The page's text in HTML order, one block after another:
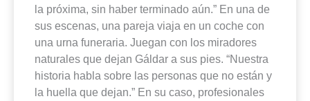
la próxima, sin haber terminado aún.” En una de
sus escenas, una pareja viaja en un coche con
una urna funeraria. Juegan con los miradores
naturales que dejan Gáldar a sus pies. “Nuestra
historia habla sobre las personas que no están y
la huella que dejan.” En su caso, profesionales